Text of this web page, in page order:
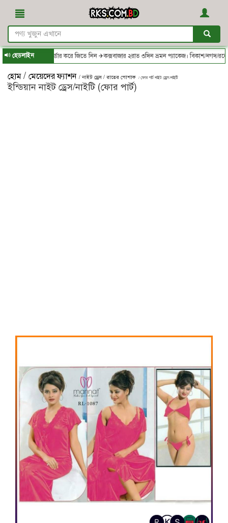
হেডলাইন
- থেকে অর্ডার করে জিতে নিন ✈কক্সবাজার ২রাত ৩দিন ভ্রমন প্যাকেজ। বিকাশ/নগদ/রকেট-এ
হোম / মেয়েদের ফ্যাশন / নাইট ড্রেস / রাতের পোশাক / ফোর পার্ট নাইট ড্রেস/নাইটি
ইন্ডিয়ান নাইট ড্রেস/নাইটি (ফোর পার্ট)